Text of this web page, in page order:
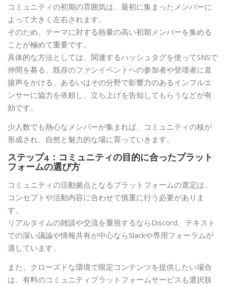
コミュニティの初期の雰囲気は、最初に集まったメンバーに
よって大きく左右されます。
そのため、テーマに対する熱量の高い初期メンバーを集める
ことが極めて重要です。
具体的な方法としては、関連するハッシュタグを使ってSNSで
仲間を募る、既存のファンイベントへの参加者や登壇者に直
接声をかける、あるいはその分野で影響力のあるインフルエ
ンサーに協力を依頼し、立ち上げを告知してもらうなどが有
効です。
少人数でも熱心なメンバーが集まれば、コミュニティの核が
形成され、自然と魅力的な場に育っていきます。
ステップ4：コミュニティの目的に合ったプラット
フォームの選び方
コミュニティの活動拠点となるプラットフォームの選定は、
コンセプトや活動内容に合わせて慎重に行う必要がありま
す。
リアルタイムの雑談や交流を重視するならDiscord、テキスト
での深い議論や情報共有が中心ならSlackや専用フォーラムが
適しています。
また、クローズドな環境で限定コンテンツを提供したい場合
は、有料のコミュニティプラットフォームサービスも選択肢